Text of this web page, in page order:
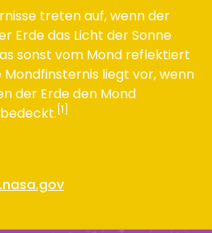
treten auf, wenn der
Erde das Licht der Sonne
sonst vom Mond reflektiert
Mondfinsternis liegt vor, wenn
der Erde den Mond
[1]